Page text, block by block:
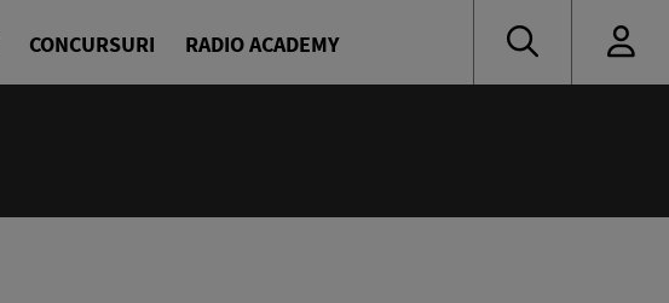
CONCURSURI RADIO ACADEMY